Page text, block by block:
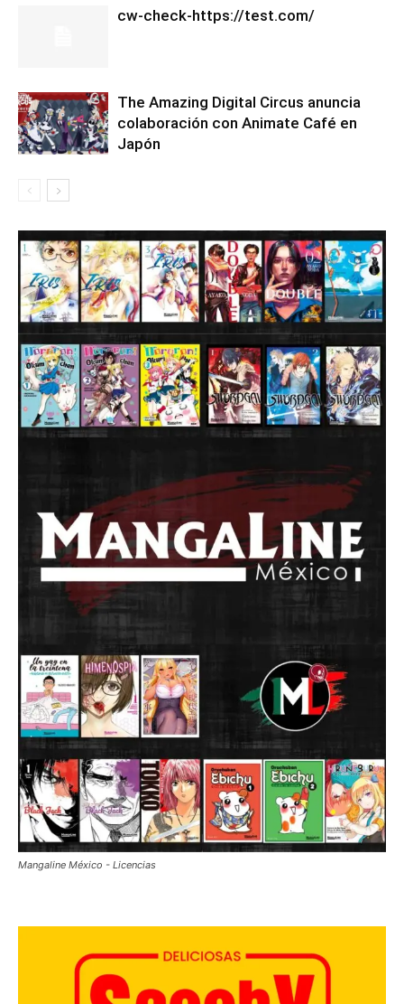
cw-check-https://test.com/
The Amazing Digital Circus anuncia
colaboración con Animate Café en
Japón
Mangaline México - Licencias